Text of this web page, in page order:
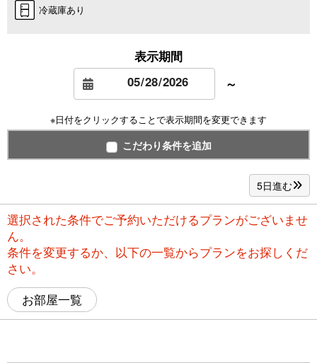
冷蔵庫あり
表示期間
～
※日付をクリックすることで表示期間を変更できます
こだわり条件を追加
5日進む
選択された条件でご予約いただけるプランがございませ
ん。
条件を変更するか、以下の一覧からプランをお探しくだ
さい。
お部屋一覧